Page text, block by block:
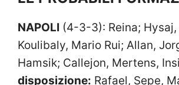
NAPOLI (4-3-3): Reina;
Koulibaly, Mario Rui; Allan,
Hamsik; Callejon, Mertens,
disposizione: Rafael, Sepe,